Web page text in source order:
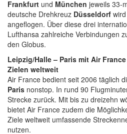
Frankfurt und München jeweils 33-
deutsche Drehkreuz Düsseldorf
angeflogen. Über diese drei
Lufthansa zahlreiche Verbindungen
den Globus.
Leipzig/Halle – Paris mit Air
Zielen weltweit
Air France bedient seit 2006 täglich
Paris nonstop. In rund 90
Strecke zurück. Mit bis zu dreizehn
bietet Air France zudem die
Ziele weltweit umfassende
nutzen.